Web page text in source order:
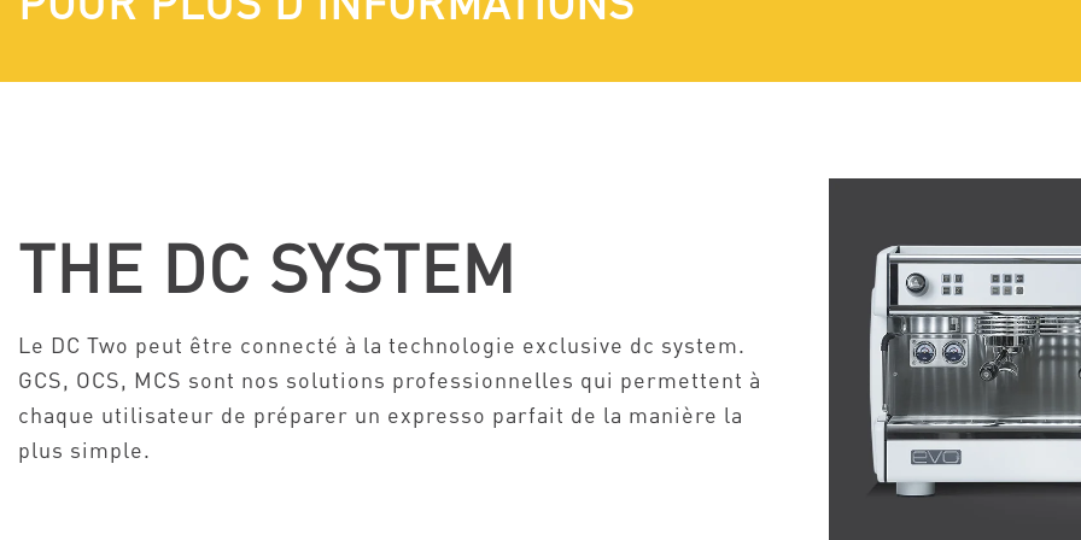
THE DC SYSTEM
Le DC Two peut être connecté à la technologie exclusive dc system.
GCS, OCS, MCS sont nos solutions professionnelles qui permettent à
chaque utilisateur de préparer un expresso parfait de la manière la
plus simple.